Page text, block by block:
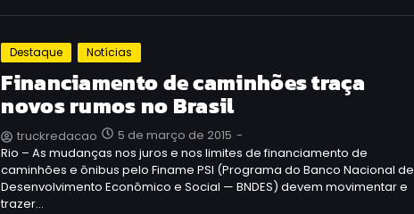
Destaque Notícias
Financiamento de caminhões traça
novos rumos no Brasil
truckredacao 5 de março de 2015 -
Rio – As mudanças nos juros e nos limites de financiamento de
caminhões e ônibus pelo Finame PSI (Programa do Banco Nacional de
Desenvolvimento Econômico e Social — BNDES) devem movimentar e
trazer…